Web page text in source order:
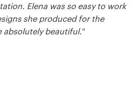
Elena was so easy to work
she produced for the
absolutely beautiful."